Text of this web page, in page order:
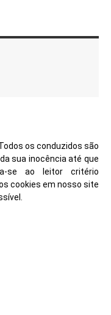
os conduzidos são
sua inocência até que
se ao leitor critério
cookies em nosso site